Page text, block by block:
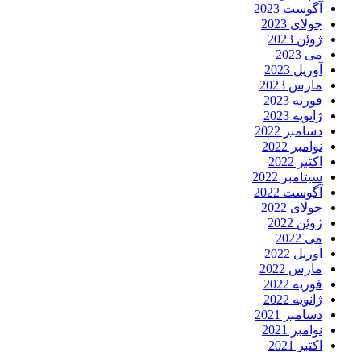
آگوست 2023
جولای 2023
ژوئن 2023
می 2023
آوریل 2023
مارس 2023
فوریه 2023
ژانویه 2023
دسامبر 2022
نوامبر 2022
اکتبر 2022
سپتامبر 2022
آگوست 2022
جولای 2022
ژوئن 2022
می 2022
آوریل 2022
مارس 2022
فوریه 2022
ژانویه 2022
دسامبر 2021
نوامبر 2021
اکتبر 2021